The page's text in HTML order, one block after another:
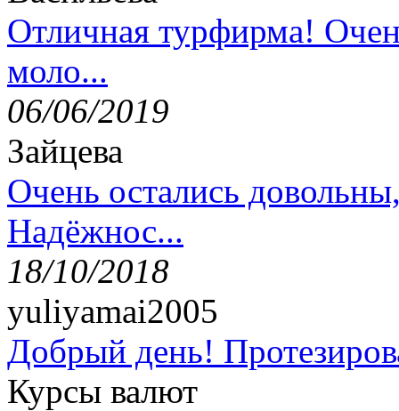
Отличная турфирма!
моло...
06/06/2019
Зайцева
Очень остались
Надёжнос...
18/10/2018
yuliyamai2005
Добрый день!
Курсы валют